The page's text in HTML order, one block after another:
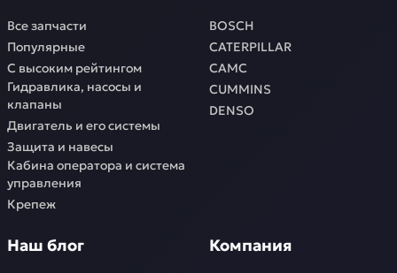
Все запчасти
Популярные
С высоким рейтингом
Гидравлика, насосы и
клапаны
Двигатель и его системы
Защита и навесы
Кабина оператора и система
управления
Крепеж
BOSCH
CATERPILLAR
CAMC
CUMMINS
DENSO
Наш блог Компания